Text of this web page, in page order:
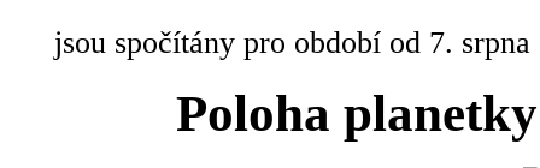
jsou spočítány pro období od 7.
Poloha